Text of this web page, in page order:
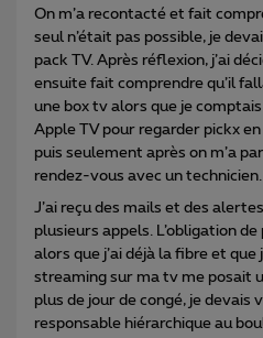
On m’a recontacté et fait
seul n’était pas possible, je
pack TV. Après réflexion, j’ai
ensuite fait comprendre qu’il
une box tv alors que je
Apple TV pour regarder pickx
puis seulement après on m’a
rendez-vous avec un technicien.
J’ai reçu des mails et des
plusieurs appels. L’obligation
alors que j’ai déjà la fibre et que
streaming sur ma tv me posait
plus de jour de congé, je devais
responsable hiérarchique au